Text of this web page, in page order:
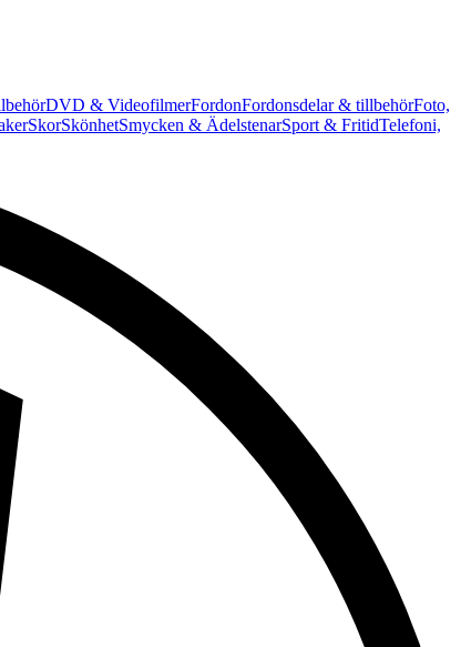
DVD & VideofilmerFordonFordonsdelar & tillbehörFoto,
SkorSkönhetSmycken & ÄdelstenarSport & FritidTelefoni,